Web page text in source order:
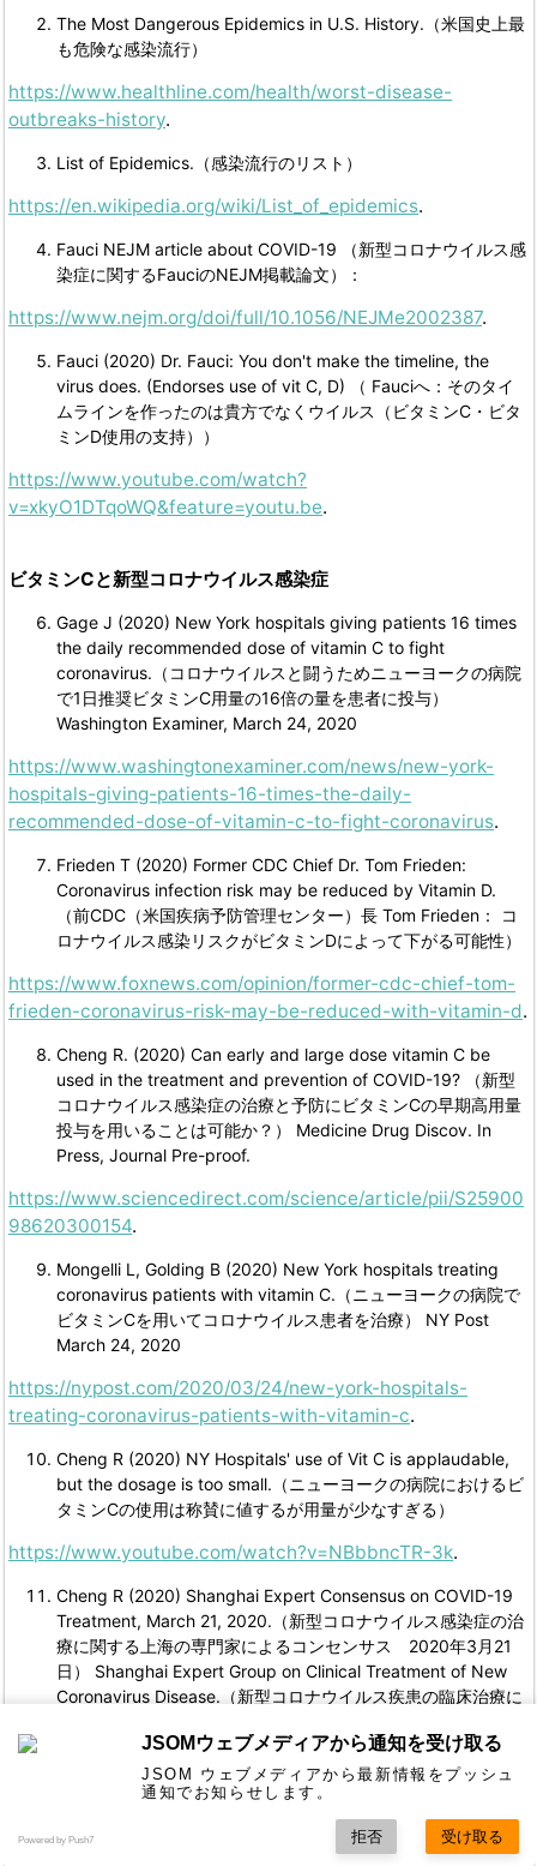
The Most Dangerous Epidemics in U.S. History.（米国史上最
も危険な感染流行）
https://www.healthline.com/health/worst-disease-
outbreaks-history.
List of Epidemics.（感染流行のリスト）
https://en.wikipedia.org/wiki/List_of_epidemics.
Fauci NEJM article about COVID-19 （新型コロナウイルス感
染症に関するFauciのNEJM掲載論文）：
https://www.nejm.org/doi/full/10.1056/NEJMe2002387.
Fauci (2020) Dr. Fauci: You don't make the timeline, the
virus does. (Endorses use of vit C, D) （ Fauciへ：そのタイ
ムラインを作ったのは貴方でなくウイルス（ビタミンC・ビタ
ミンD使用の支持））
https://www.youtube.com/watch?
v=xkyO1DTqoWQ&feature=youtu.be.
ビタミンCと新型コロナウイルス感染症
Gage J (2020) New York hospitals giving patients 16 times
the daily recommended dose of vitamin C to fight
coronavirus.（コロナウイルスと闘うためニューヨークの病院
で1日推奨ビタミンC用量の16倍の量を患者に投与）
Washington Examiner, March 24, 2020
https://www.washingtonexaminer.com/news/new-york-
hospitals-giving-patients-16-times-the-daily-
recommended-dose-of-vitamin-c-to-fight-coronavirus.
Frieden T (2020) Former CDC Chief Dr. Tom Frieden:
Coronavirus infection risk may be reduced by Vitamin D.
（前CDC（米国疾病予防管理センター）長 Tom Frieden： コ
ロナウイルス感染リスクがビタミンDによって下がる可能性）
https://www.foxnews.com/opinion/former-cdc-chief-tom-
frieden-coronavirus-risk-may-be-reduced-with-vitamin-d.
Cheng R. (2020) Can early and large dose vitamin C be
used in the treatment and prevention of COVID-19? （新型
コロナウイルス感染症の治療と予防にビタミンCの早期高用量
投与を用いることは可能か？） Medicine Drug Discov. In
Press, Journal Pre-proof.
https://www.sciencedirect.com/science/article/pii/S25900
98620300154.
Mongelli L, Golding B (2020) New York hospitals treating
coronavirus patients with vitamin C.（ニューヨークの病院で
ビタミンCを用いてコロナウイルス患者を治療） NY Post
March 24, 2020
https://nypost.com/2020/03/24/new-york-hospitals-
treating-coronavirus-patients-with-vitamin-c.
Cheng R (2020) NY Hospitals' use of Vit C is applaudable,
but the dosage is too small.（ニューヨークの病院におけるビ
タミンCの使用は称賛に値するが用量が少なすぎる）
https://www.youtube.com/watch?v=NBbbncTR-3k.
Cheng R (2020) Shanghai Expert Consensus on COVID-19
Treatment, March 21, 2020.（新型コロナウイルス感染症の治
療に関する上海の専門家によるコンセンサス 2020年3月21
日） Shanghai Expert Group on Clinical Treatment of New
Coronavirus Disease.（新型コロナウイルス疾患の臨床治療に
Diseases, 2020, 38: Pre-published online.（オンラインで事
前公表されたもの） DOI: 10.3760 / cma.j.issn.1000-
6680.2020.0016
http://www.drwlc.com/blog/2020/03/21/shanghai-expert-
JSOMウェブメディアから通知を受け取る
JSOM ウェブメディアから最新情報をプッシュ
通知でお知らせします。
Powered by Push7 拒否 受け取る